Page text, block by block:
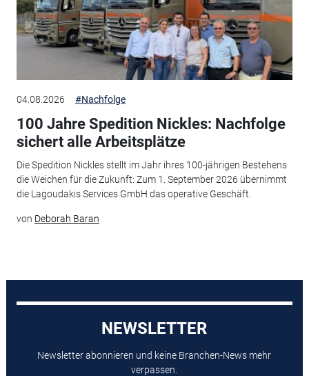
04.08.2026 #Nachfolge
100 Jahre Spedition Nickles: Nachfolge
sichert alle Arbeitsplätze
Die Spedition Nickles stellt im Jahr ihres 100-jährigen Bestehens
die Weichen für die Zukunft: Zum 1. September 2026 übernimmt
die Lagoudakis Services GmbH das operative Geschäft.
von Deborah Baran
NEWSLETTER
Newsletter abonnieren und keine Branchen-News mehr
verpassen.